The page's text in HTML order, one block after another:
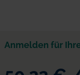
Anmelden für